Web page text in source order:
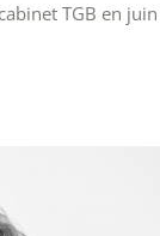
TGB en juin